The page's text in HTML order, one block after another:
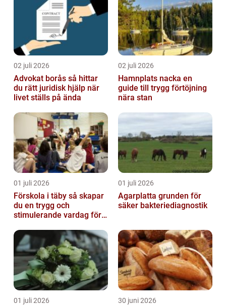
02 juli 2026
Advokat borås så hittar
du rätt juridisk hjälp när
livet ställs på ända
02 juli 2026
Hamnplats nacka en
guide till trygg förtöjning
nära stan
01 juli 2026
Förskola i täby så skapar
du en trygg och
stimulerande vardag för
01 juli 2026
Agarplatta grunden för
säker bakteriediagnostik
01 juli 2026 30 juni 2026